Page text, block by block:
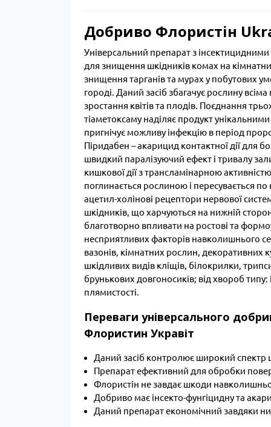
Добриво Флористін
Універсальний препарат з
для знищення шкідників комах на
знищення тарганів та мурах у побутових
городі. Даний засіб збагачує рослину
зростання квітів та плодів. Поєднання
тіаметоксаму наділяє продукт
пригнічує можливу інфекцію в період
Піридабен – акарицид контактної дії для
швидкий паралізуючий ефект і тривалу
кишкової дії з трансламінарною
поглинається рослиною і пересувається
ацетил-холінові рецептори нервової
шкідників, що харчуються на нижній
благотворно впливати на ростові та
несприятливих факторів навколишнього
вазонів, кімнатних рослин, декоративних
шкідливих видів кліщів, білокрилки,
брунькових довгоносиків; від хвороб
плямистості.
Переваги універсального
Флористин Укравіт
Даний засіб контролює широкий спектр
Препарат ефективний для обробки
Флористін не завдає шкоди
Добриво має інсекто-фунгіцидну та
Даний препарат економічний завдяки